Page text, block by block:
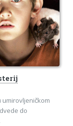
umirovljeničkom
do